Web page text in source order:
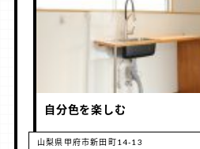
自分色を楽しむ
山梨県甲府市新田町14-13